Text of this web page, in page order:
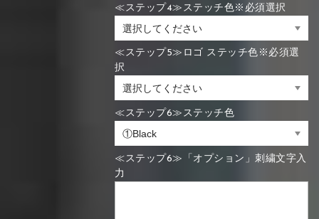
≪ステップ4≫ステッチ色※必須選択
≪ステップ5≫ロゴ ステッチ色※必須選
択
≪ステップ6≫ステッチ色
≪ステップ6≫「オプション」刺繍文字入
力